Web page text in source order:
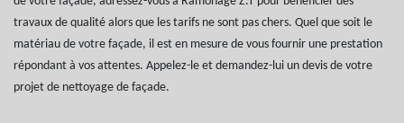
travaux de qualité alors que les tarifs ne sont pas chers. Quel que soit le
matériau de votre façade, il est en mesure de vous fournir une prestation
répondant à vos attentes. Appelez-le et demandez-lui un devis de votre
projet de nettoyage de façade.